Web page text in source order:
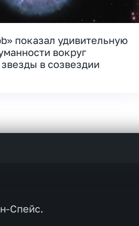
показал удивительную
вокруг
в созвездии
Спейс.